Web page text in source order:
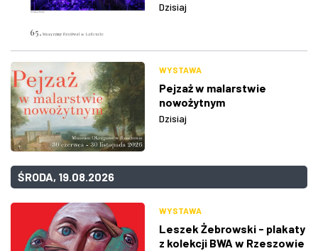
Dzisiaj
WYSTAWA
Pejzaż w malarstwie
nowożytnym
Dzisiaj
ŚRODA, 19.08.2026
WYSTAWA
Leszek Żebrowski - plakaty
z kolekcji BWA w Rzeszowie